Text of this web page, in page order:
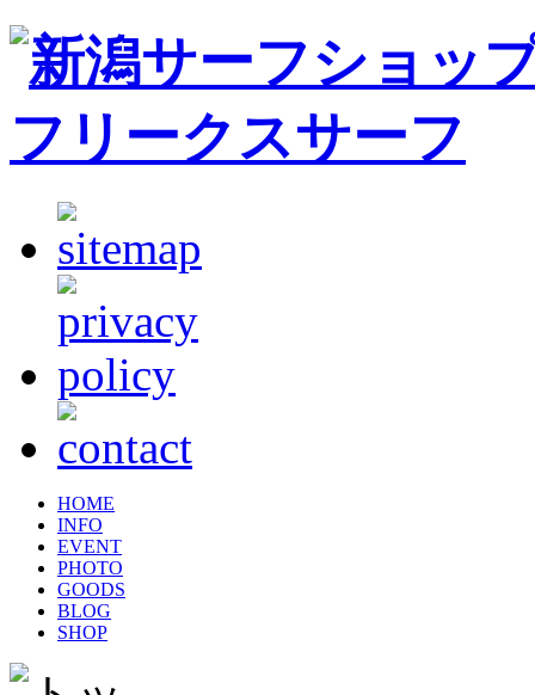
HOME
INFO
EVENT
PHOTO
GOODS
BLOG
SHOP